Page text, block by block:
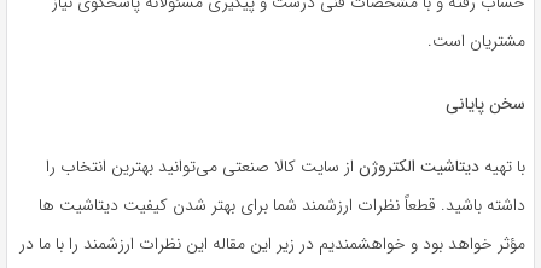
مشتریان است.
سخن پایانی
با تهیه دیتاشیت الکتروژن از سایت کالا صنعتی می‌توانید بهترین انتخاب را
داشته باشید. قطعاً نظرات ارزشمند شما برای بهتر شدن کیفیت دیتاشیت ها
مؤثر خواهد بود و خواهشمندیم در زیر این مقاله این نظرات ارزشمند را با ما در